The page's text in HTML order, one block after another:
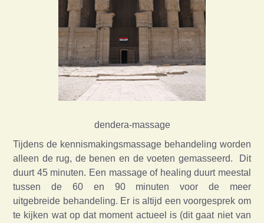
dendera-massage
Tijdens de kennismakingsmassage behandeling worden
alleen de rug, de benen en de voeten gemasseerd. Dit
duurt 45 minuten. Een massage of healing duurt meestal
tussen de 60 en 90 minuten voor de meer
uitgebreide behandeling. Er is altijd een voorgesprek om
te kijken wat op dat moment actueel is (dit gaat niet van